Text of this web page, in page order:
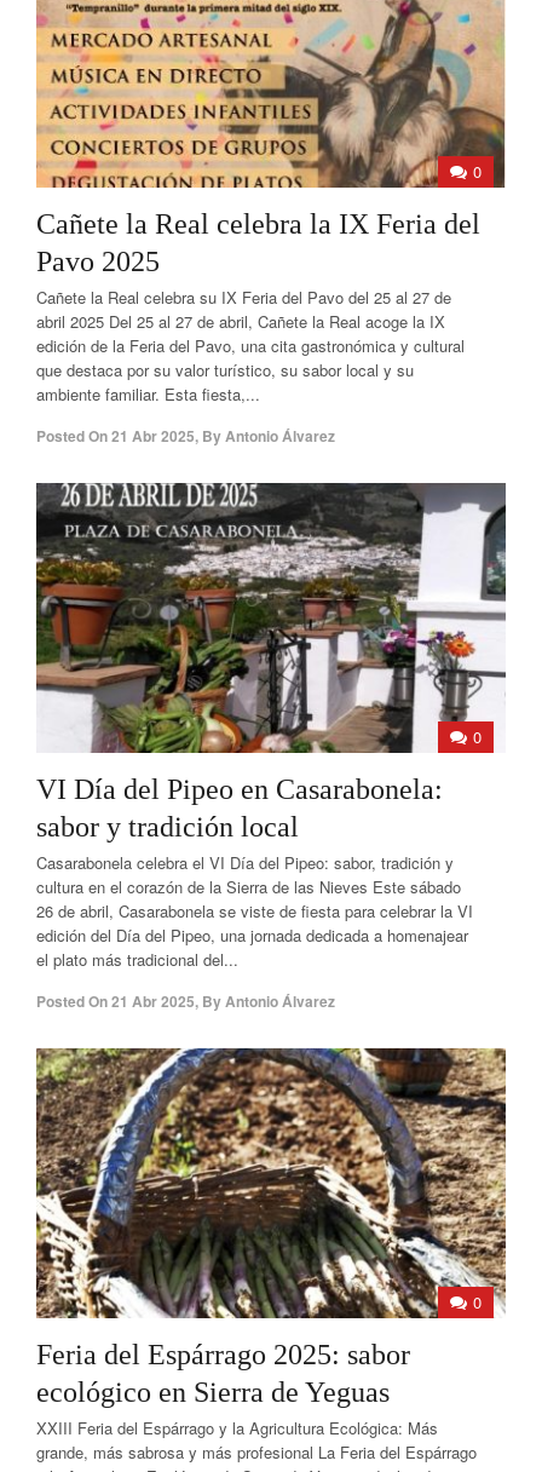
0
Cañete la Real celebra la IX Feria del
Pavo 2025
Cañete la Real celebra su IX Feria del Pavo del 25 al 27 de
abril 2025 Del 25 al 27 de abril, Cañete la Real acoge la IX
edición de la Feria del Pavo, una cita gastronómica y cultural
que destaca por su valor turístico, su sabor local y su
ambiente familiar. Esta fiesta,...
Posted On21 Abr 2025, ByAntonio Álvarez
0
VI Día del Pipeo en Casarabonela:
sabor y tradición local
Casarabonela celebra el VI Día del Pipeo: sabor, tradición y
cultura en el corazón de la Sierra de las Nieves Este sábado
26 de abril, Casarabonela se viste de fiesta para celebrar la VI
edición del Día del Pipeo, una jornada dedicada a homenajear
el plato más tradicional del...
Posted On21 Abr 2025, ByAntonio Álvarez
0
Feria del Espárrago 2025: sabor
ecológico en Sierra de Yeguas
XXIII Feria del Espárrago y la Agricultura Ecológica: Más
grande, más sabrosa y más profesional La Feria del Espárrago